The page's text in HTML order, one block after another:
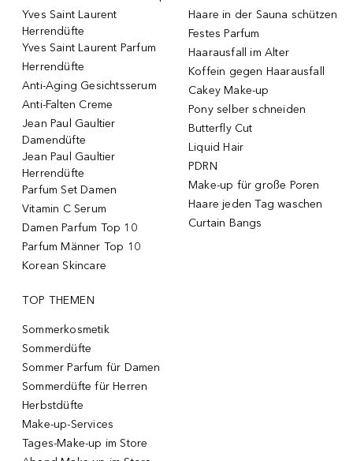
Yves Saint Laurent
Herrendüfte
Yves Saint Laurent Parfum
Herrendüfte
Anti-Aging Gesichtsserum
Anti-Falten Creme
Jean Paul Gaultier
Damendüfte
Jean Paul Gaultier
Herrendüfte
Parfum Set Damen
Vitamin C Serum
Damen Parfum Top 10
Parfum Männer Top 10
Korean Skincare
Haare in der Sauna schützen
Festes Parfum
Haarausfall im Alter
Koffein gegen Haarausfall
Cakey Make-up
Pony selber schneiden
Butterfly Cut
Liquid Hair
PDRN
Make-up für große Poren
Haare jeden Tag waschen
Curtain Bangs
TOP THEMEN
Sommerkosmetik
Sommerdüfte
Sommer Parfum für Damen
Sommerdüfte für Herren
Herbstdüfte
Make-up-Services
Tages-Make-up im Store